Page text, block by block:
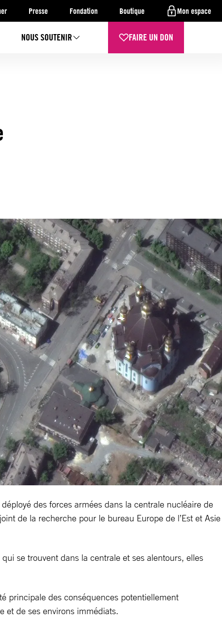
Presse Fondation Boutique Mon espace
NOUS SOUTENIR FAIRE UN DON
des forces armées dans la centrale nucléaire de
de la recherche pour le bureau Europe de l’Est et Asie
se trouvent dans la centrale et ses alentours, elles
principale des conséquences potentiellement
et de ses environs immédiats.